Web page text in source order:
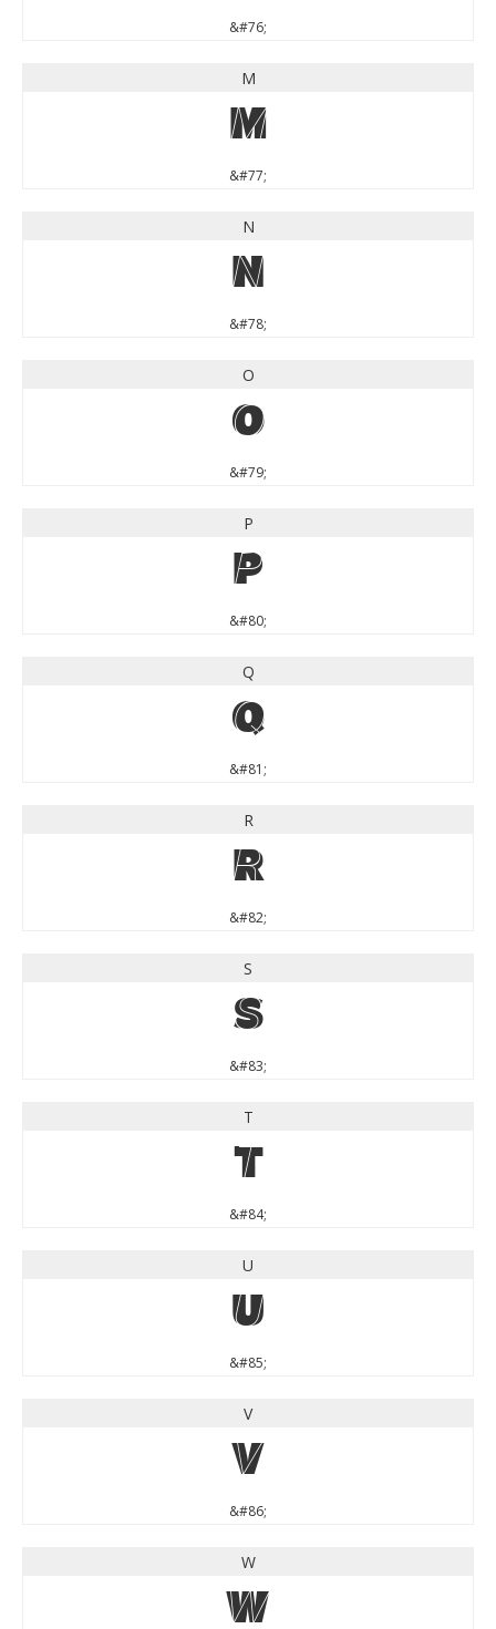
&#76;
M
M
&#77;
N
N
&#78;
O
O
&#79;
P
P
&#80;
Q
Q
&#81;
R
R
&#82;
S
S
&#83;
T
T
&#84;
U
U
&#85;
V
V
&#86;
W
W